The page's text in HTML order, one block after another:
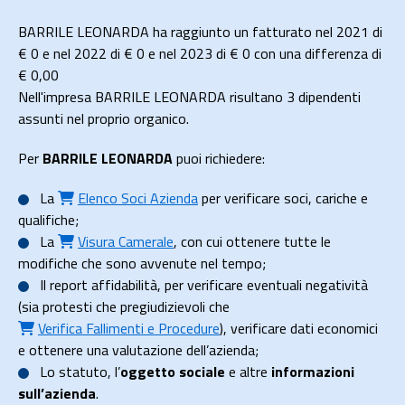
BARRILE LEONARDA ha raggiunto un fatturato nel 2021 di
€ 0 e nel 2022 di € 0 e nel 2023 di € 0 con una differenza di
€ 0,00
Nell'impresa BARRILE LEONARDA risultano 3 dipendenti
assunti nel proprio organico.
Per BARRILE LEONARDApuoi richiedere:
La
Elenco Soci Aziendaper verificare soci, cariche e
qualifiche;
La
Visura Camerale, con cui ottenere tutte le
modifiche che sono avvenute nel tempo;
Il report affidabilità, per verificare eventuali negatività
(sia protesti che pregiudizievoli che
Verifica Fallimenti e Procedure), verificare dati economici
e ottenere una valutazione dell’azienda;
Lo statuto, l’oggetto sociale e altre informazioni
sull’azienda.